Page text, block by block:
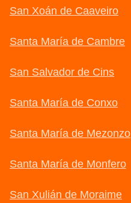
San Xoán de Caaveiro
Santa María de Cambre
San Salvador de Cins
Santa María de Conxo
Santa María de Mezonzo
Santa María de Monfero
San Xulián de Moraime